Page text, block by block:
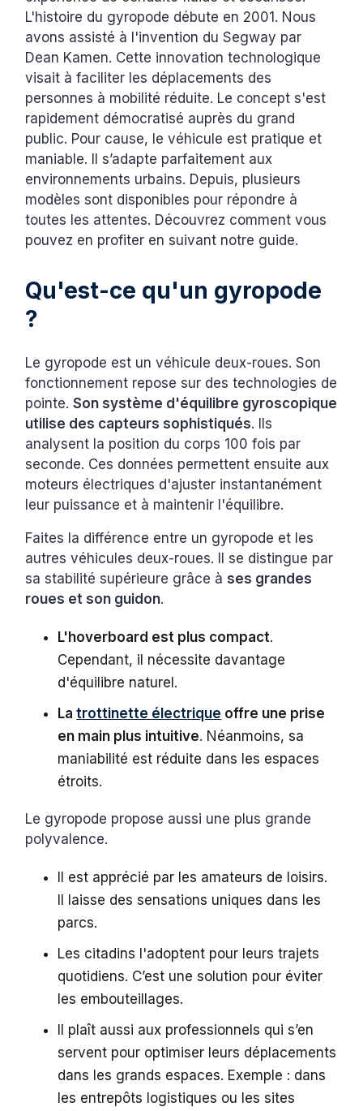
L'histoire du gyropode débute en 2001. Nous
avons assisté à l'invention du Segway par
Dean Kamen. Cette innovation technologique
visait à faciliter les déplacements des
personnes à mobilité réduite. Le concept s'est
rapidement démocratisé auprès du grand
public. Pour cause, le véhicule est pratique et
maniable. Il s’adapte parfaitement aux
environnements urbains. Depuis, plusieurs
modèles sont disponibles pour répondre à
toutes les attentes. Découvrez comment vous
pouvez en profiter en suivant notre guide.
Qu'est-ce qu'un gyropode
?
Le gyropode est un véhicule deux-roues. Son
fonctionnement repose sur des technologies de
pointe.Son système d'équilibre gyroscopique
utilise des capteurs sophistiqués. Ils
analysent la position du corps 100 fois par
seconde. Ces données permettent ensuite aux
moteurs électriques d'ajuster instantanément
leur puissance et à maintenir l'équilibre.
Faites la différence entre un gyropode et les
autres véhicules deux-roues. Il se distingue par
sa stabilité supérieure grâce àses grandes
roues et son guidon.
L'hoverboard est plus compact.
Cependant, il nécessite davantage
d'équilibre naturel.
Latrottinette électrique offre une prise
en main plus intuitive. Néanmoins, sa
maniabilité est réduite dans les espaces
étroits.
Le gyropode propose aussi une plus grande
polyvalence.
Il est apprécié par les amateurs de loisirs.
Il laisse des sensations uniques dans les
parcs.
Les citadins l'adoptent pour leurs trajets
quotidiens. C’est une solution pour éviter
les embouteillages.
Il plaît aussi aux professionnels qui s’en
servent pour optimiser leurs déplacements
dans les grands espaces. Exemple : dans
les entrepôts logistiques ou les sites